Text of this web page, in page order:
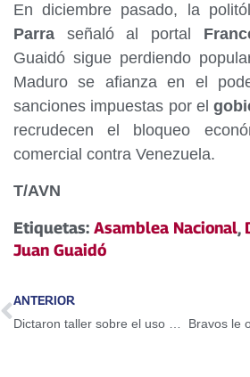
En diciembre pasado, la
Parra señaló al portal
Guaidó sigue perdiendo
Maduro se afianza en el
sanciones impuestas por el
recrudecen el bloqueo
comercial contra Venezuela.
T/AVN
Etiquetas: Asamblea Nacional,
Juan Guaidó
ANTERIOR